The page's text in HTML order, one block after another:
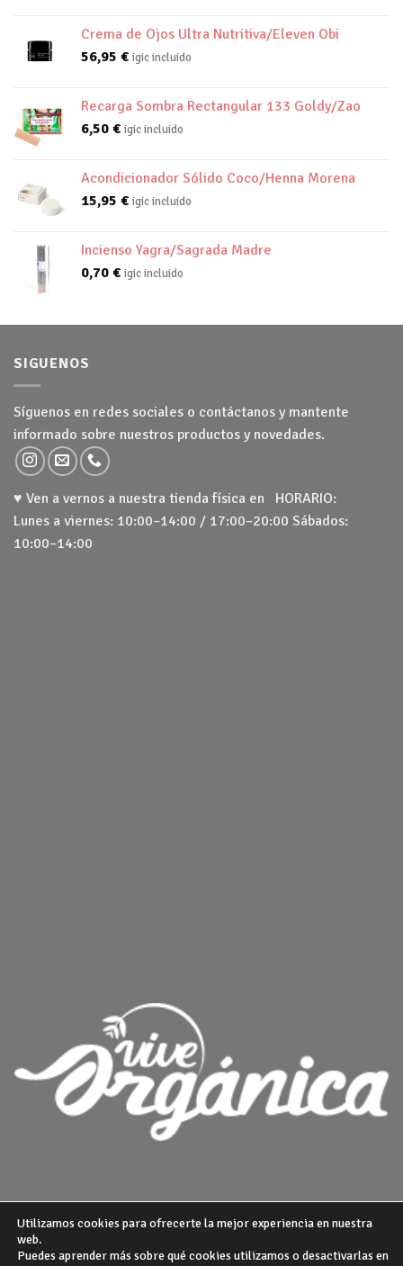
Crema de Ojos Ultra Nutritiva/Eleven Obi
56,95 € igic incluido
Recarga Sombra Rectangular 133 Goldy/Zao
6,50 € igic incluido
Acondicionador Sólido Coco/Henna Morena
15,95 € igic incluido
Incienso Yagra/Sagrada Madre
0,70 € igic incluido
SIGUENOS
Síguenos en redes sociales o contáctanos y mantente
informado sobre nuestros productos y novedades.
♥ Ven a vernos a nuestra tienda física en HORARIO:
Lunes a viernes: 10:00–14:00 / 17:00–20:00 Sábados:
10:00–14:00
Utilizamos cookies para ofrecerte la mejor experiencia en nuestra
web.
Puedes aprender más sobre qué cookies utilizamos o desactivarlas en